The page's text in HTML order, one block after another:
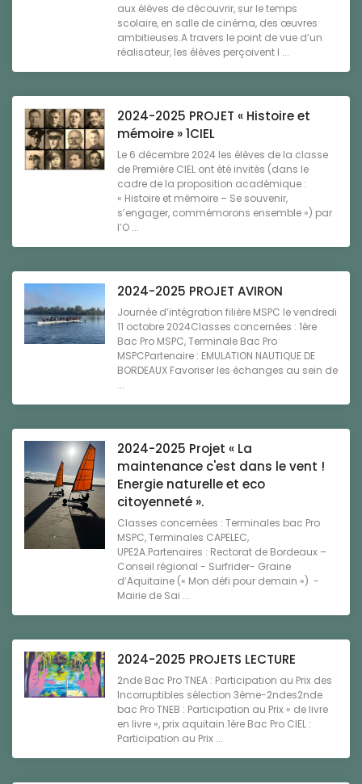
aux élèves de découvrir, sur le temps
scolaire, en salle de cinéma, des œuvres
ambitieuses.A travers le point de vue d’un
réalisateur, les élèves perçoivent l ...
2024-2025 PROJET « Histoire et
mémoire » 1CIEL
Le 6 décembre 2024 les élèves de la classe
de Première CIEL ont été invités (dans le
cadre de la proposition académique :
« Histoire et mémoire – Se souvenir,
s’engager, commémorons ensemble ») par
l’O ...
2024-2025 PROJET AVIRON
Journée d’intégration filière MSPC le vendredi
11 octobre 2024Classes concernées : 1ère
Bac Pro MSPC, Terminale Bac Pro
MSPCPartenaire : EMULATION NAUTIQUE DE
BORDEAUX Favoriser les échanges au sein de
...
2024-2025 Projet « La
maintenance c'est dans le vent !
Energie naturelle et eco
citoyenneté ».
Classes concernées : Terminales bac Pro
MSPC, Terminales CAPELEC,
UPE2A.Partenaires : Rectorat de Bordeaux –
Conseil régional - Surfrider- Graine
d’Aquitaine (« Mon défi pour demain ») -
Mairie de Sai ...
2024-2025 PROJETS LECTURE
2nde Bac Pro TNEA : Participation au Prix des
Incorruptibles sélection 3ème-2ndes2nde
bac Pro TNEB : Participation au Prix « de livre
en livre », prix aquitain.1ère Bac Pro CIEL :
Participation au Prix ...